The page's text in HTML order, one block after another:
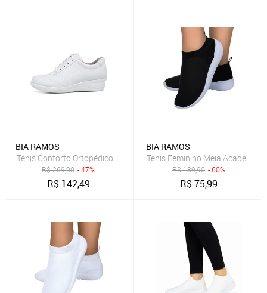
BIA RAMOS
Tenis Conforto Ortopédico com Cadarço Feminino Branco
R$269,90 - 47%
R$ 142,49
BIA RAMOS
Tenis Feminino Meia Academia
R$189,90 - 60%
R$75,99